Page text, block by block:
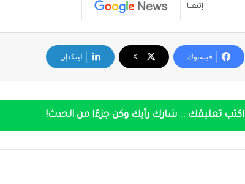
إتبعنا
فيسبوك ‫X لينكدإن
اكتب تعليقك .. شارك رأيك وكن جزءًا من الحدث!